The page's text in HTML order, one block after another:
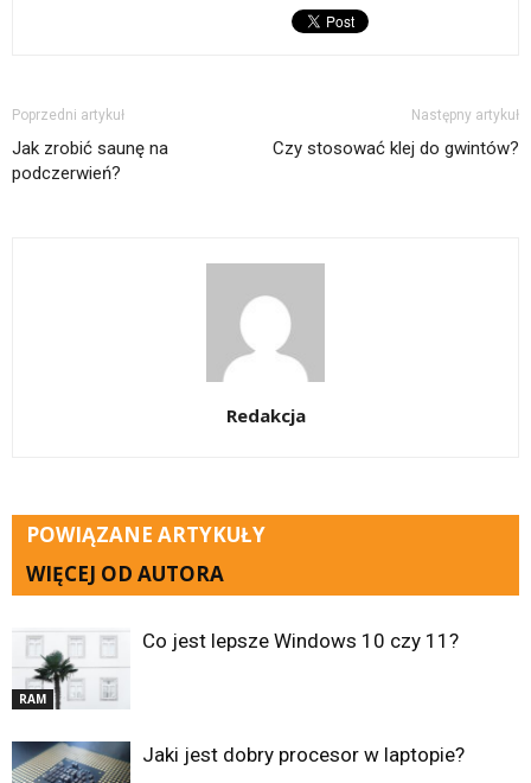
Poprzedni artykuł
Jak zrobić saunę na
podczerwień?
Następny artykuł
Czy stosować klej do gwintów?
Redakcja
POWIĄZANE ARTYKUŁY
WIĘCEJ OD AUTORA
RAM
Co jest lepsze Windows 10 czy 11?
Jaki jest dobry procesor w laptopie?